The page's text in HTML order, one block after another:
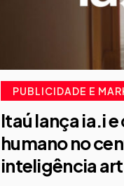
PUBLICIDADE E
Itaú lança ia.i
humano no
inteligência